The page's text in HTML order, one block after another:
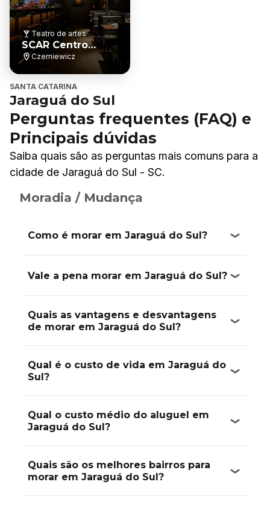
Teatro de artes
SCAR Centro
Cultural
Czerniewicz
SANTA CATARINA
Jaraguá do Sul
Perguntas frequentes (FAQ) e
Principais dúvidas
Saiba quais são as perguntas mais comuns para a
cidade de Jaraguá do Sul - SC.
Moradia / Mudança
Como é morar em Jaraguá do Sul?
Vale a pena morar em Jaraguá do Sul?
Quais as vantagens e desvantagens
de morar em Jaraguá do Sul?
Qual é o custo de vida em Jaraguá do
Sul?
Qual o custo médio do aluguel em
Jaraguá do Sul?
Quais são os melhores bairros para
morar em Jaraguá do Sul?